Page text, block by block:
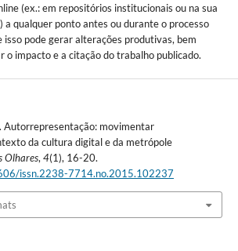
(ex.: em repositórios institucionais ou na sua
a qualquer ponto antes ou durante o processo
isso pode gerar alterações produtivas, bem
o impacto e a citação do trabalho publicado.
Autorrepresentação: movimentar
da cultura digital e da metrópole
Olhares, 4(1), 16-20.
issn.2238-7714.no.2015.102237